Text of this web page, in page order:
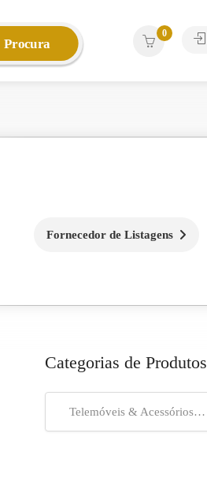
Procura
0
Fornecedor de Listagens
Categorias de Produtos
Telemóveis & Acessórios (33)